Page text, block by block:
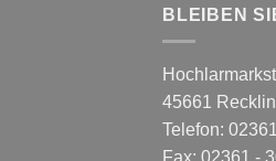
BLEIBEN
45661
Telefon: